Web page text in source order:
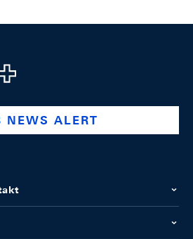
company/swiss-national-
@swissnationalbank
NEWS ALERT